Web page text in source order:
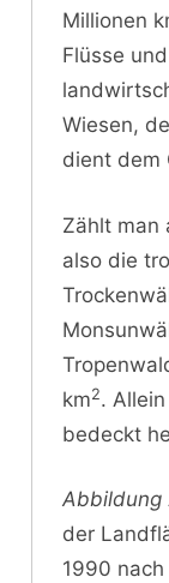
Millionen
Flüsse
Wiesen,
dient dem
Zählt man
also die
km2.
bedeckt
Abbildung
der
1990